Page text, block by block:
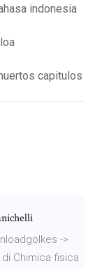
indonesia
capitulos
->
di Chimica fisica